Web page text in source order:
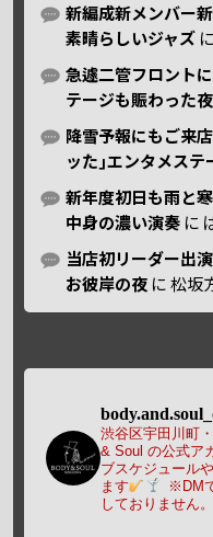
新編成新メンバー
素晴らしいジャズ に
急遽二管フロント
テージも賑わった夜
降雪予報にもご来
ッた｣エンタメステ
新年度初日も雨と
中身の濃い演奏 に
当店初リーダー出
お彼岸の夜 に松坂
渋谷区宇田川町
& Soul の公式ア
ブスケジュール
ます
※DM
しておりません